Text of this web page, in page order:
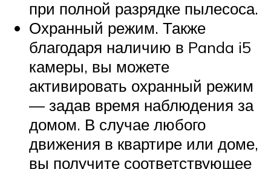
при полной разрядке пылесоса.
Охранный режим. Также
благодаря наличию в Panda i5
камеры, вы можете
активировать охранный режим
— задав время наблюдения за
домом. В случае любого
движения в квартире или доме,
вы получите соответствующее